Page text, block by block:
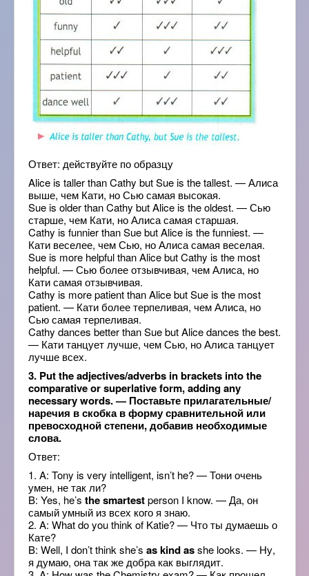
Ответ: действуйте по образцу
Alice is taller than Cathy but Sue is the tallest. — Алиса
выше, чем Кати, но Сью самая высокая.
Sue is older than Cathy but Alice is the oldest. — Сью
старше, чем Кати, но Алиса самая старшая.
Cathy is funnier than Sue but Alice is the funniest. —
Кати веселее, чем Сью, но Алиса самая веселая.
Sue is more helpful than Alice but Cathy is the most
helpful. — Сью более отзывчивая, чем Алиса, но
Кати самая отзывчивая.
Cathy is more patient than Alice but Sue is the most
patient. — Кати более терпеливая, чем Алиса, но
Сью самая терпеливая.
Cathy dances better than Sue but Alice dances the best.
— Кати танцует лучше, чем Сью, но Алиса танцует
лучше всех.
3. Put the adjectives/adverbs in brackets into the
comparative or superlative form, adding any
necessary words. — Поставьте прилагательные/
наречия в скобка в форму сравнительной или
превосходной степени, добавив необходимые
слова.
Ответ:
1. A: Tony is very intelligent, isn’t he? — Тони очень
умен, не так ли?
B: Yes, he’s the smartestperson I know. — Да, он
самый умный из всех кого я знаю.
2. A: What do you think of Katie? — Что ты думаешь о
Кате?
B: Well, I don’t think she’s as kind asshe looks. — Ну,
я думаю, она так же добра как выглядит.